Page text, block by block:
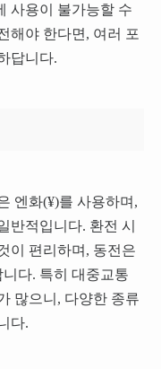
사용이 불가능할 수
해야 한다면, 여러 포
답니다.
엔화(¥)를 사용하며,
반적입니다. 환전 시
이 편리하며, 동전은
다. 특히 대중교통
많으니, 다양한 종류
다.